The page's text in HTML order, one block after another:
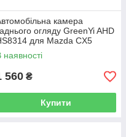
камера
огляду GreenYi AHD
для Mazda CX5
наявності
560 ₴
Купити